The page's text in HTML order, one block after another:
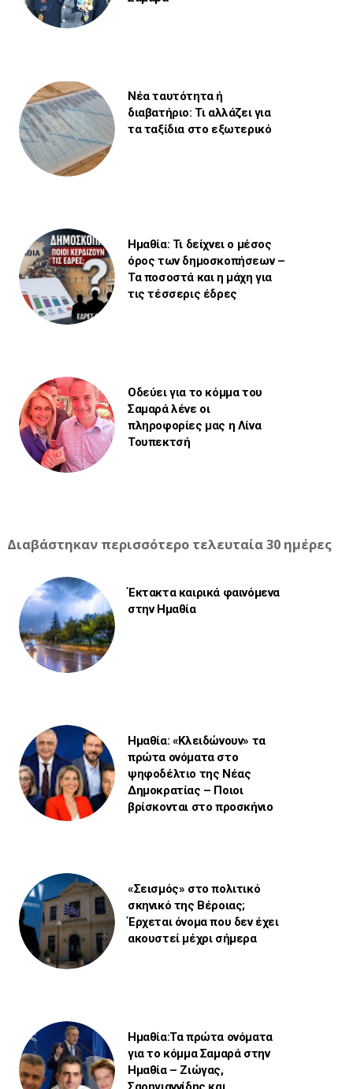
Νέα ταυτότητα ή
διαβατήριο: Τι αλλάζει για
τα ταξίδια στο εξωτερικό
Ημαθία: Τι δείχνει ο μέσος
όρος των δημοσκοπήσεων –
Τα ποσοστά και η μάχη για
τις τέσσερις έδρες
Οδεύει για το κόμμα του
Σαμαρά λένε οι
πληροφορίες μας η Λίνα
Τουπεκτσή
Διαβάστηκαν περισσότερο τελευταία 30 ημέρες
Έκτακτα καιρικά φαινόμενα
στην Ημαθία
Ημαθία: «Κλειδώνουν» τα
πρώτα ονόματα στο
ψηφοδέλτιο της Νέας
Δημοκρατίας – Ποιοι
βρίσκονται στο προσκήνιο
«Σεισμός» στο πολιτικό
σκηνικό της Βέροιας;
Έρχεται όνομα που δεν έχει
ακουστεί μέχρι σήμερα
Ημαθία:Τα πρώτα ονόματα
για το κόμμα Σαμαρά στην
Ημαθία – Ζιώγας,